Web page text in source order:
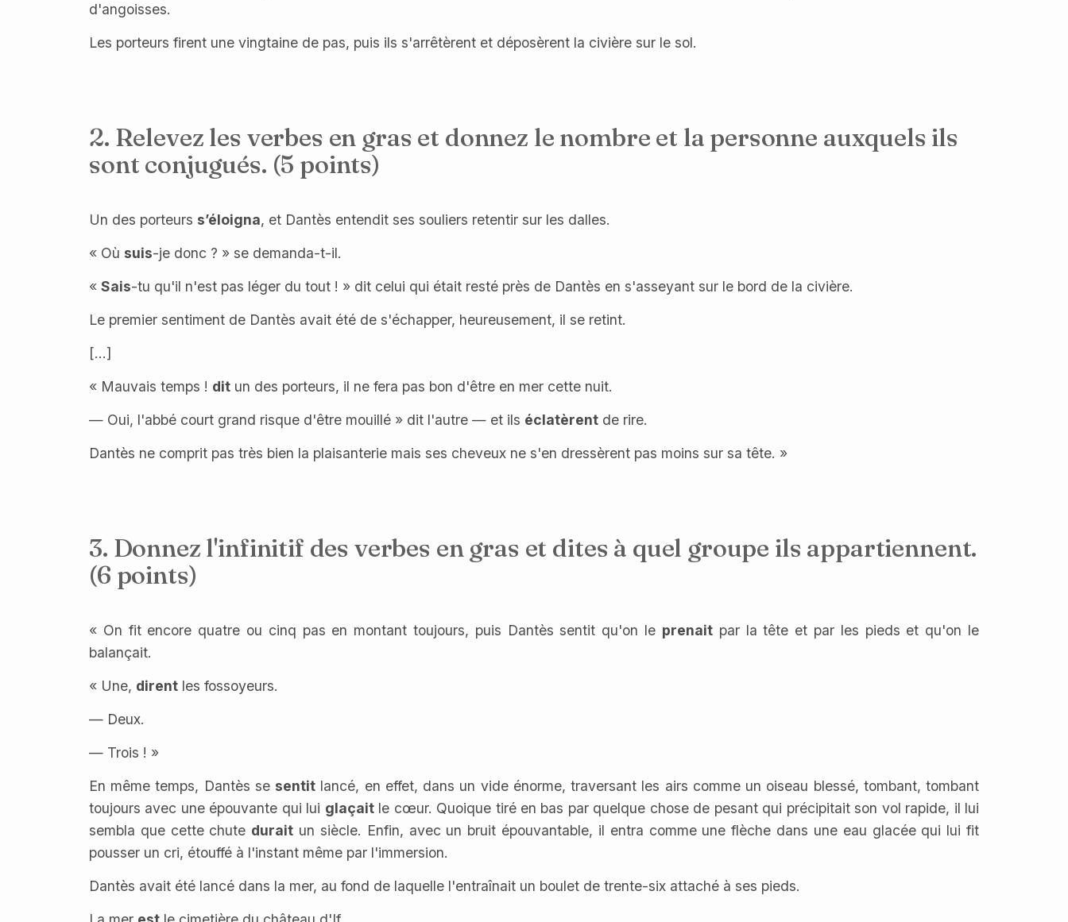
d'angoisses.
Les porteurs firent une vingtaine de pas, puis ils s'arrêtèrent et déposèrent la civière sur le sol.
2. Relevez les verbes en gras et donnez le nombre et la personne auxquels ils
sont conjugués. (5 points)
Un des porteurs s’éloigna, et Dantès entendit ses souliers retentir sur les dalles.
« Où suis-je donc ? » se demanda-t-il.
« Sais-tu qu'il n'est pas léger du tout ! » dit celui qui était resté près de Dantès en s'asseyant sur le bord de la civière.
Le premier sentiment de Dantès avait été de s'échapper, heureusement, il se retint.
[...]
« Mauvais temps ! dit un des porteurs, il ne fera pas bon d'être en mer cette nuit.
— Oui, l'abbé court grand risque d'être mouillé » dit l'autre — et ils éclatèrent de rire.
Dantès ne comprit pas très bien la plaisanterie mais ses cheveux ne s'en dressèrent pas moins sur sa tête. »
3. Donnez l'infinitif des verbes en gras et dites à quel groupe ils appartiennent.
(6 points)
« On fit encore quatre ou cinq pas en montant toujours, puis Dantès sentit qu'on le prenaitpar la tête et par les pieds et qu'on le
balançait.
« Une, dirent les fossoyeurs.
— Deux.
— Trois ! »
En même temps, Dantès se sentit lancé, en effet, dans un vide énorme, traversant les airs comme un oiseau blessé, tombant, tombant
toujours avec une épouvante qui lui glaçaitle cœur. Quoique tiré en bas par quelque chose de pesant qui précipitait son vol rapide, il lui
sembla que cette chute durait un siècle. Enfin, avec un bruit épouvantable, il entra comme une flèche dans une eau glacée qui lui fit
pousser un cri, étouffé à l'instant même par l'immersion.
Dantès avait été lancé dans la mer, au fond de laquelle l'entraînait un boulet de trente-six attaché à ses pieds.